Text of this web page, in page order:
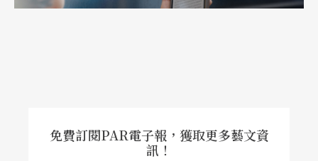
免費訂閱PAR電子報，獲取更多藝文資
訊！